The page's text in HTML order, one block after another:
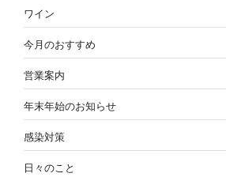
ワイン
今月のおすすめ
営業案内
年末年始のお知らせ
感染対策
日々のこと